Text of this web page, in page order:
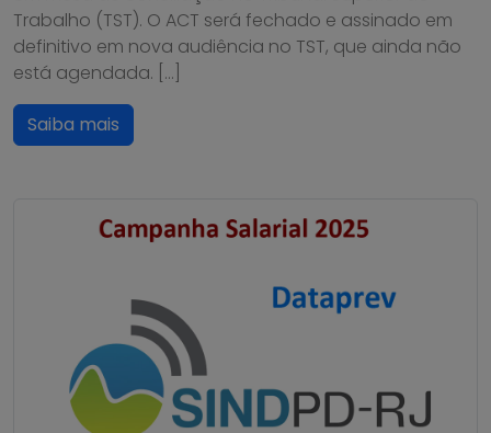
Trabalho (TST). O ACT será fechado e assinado em
definitivo em nova audiência no TST, que ainda não
está agendada. […]
Saiba mais